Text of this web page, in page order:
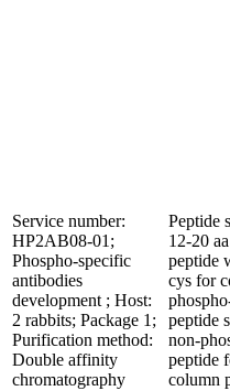
Service number:
HP2AB08-01;
Phospho-specific
antibodies
development ; Host:
2 rabbits; Package 1;
Purification method:
Double affinity
chromatography
Peptide
12-20
peptide
cys for
peptide
non-
peptide
column